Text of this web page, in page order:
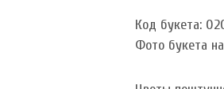
Код букета:
Фото букета